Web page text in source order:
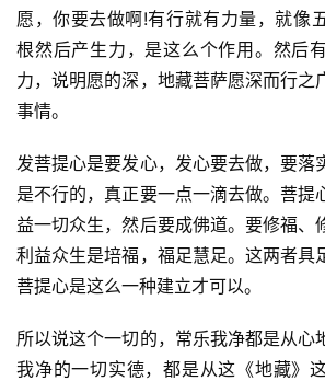
愿，你要去做啊!有行就有力量，就像
根然后产生力，是这么个作用。然后
力，说明愿的深，地藏菩萨愿深而行之
事情。
发菩提心是要发心，发心要去做，要落
是不行的，真正要一点一滴去做。菩提
益一切众生，然后要成佛道。要修福、
利益众生是培福，福足慧足。这两者具
菩提心是这么一种建立才可以。
所以说这个一切的，常乐我净都是从心
我净的一切实德，都是从这《地藏》